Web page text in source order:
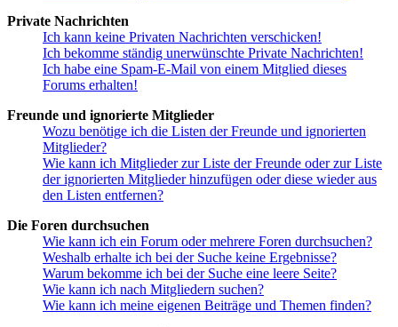
Private Nachrichten
Ich kann keine Privaten Nachrichten verschicken!
Ich bekomme ständig unerwünschte Private Nachrichten!
Ich habe eine Spam-E-Mail von einem Mitglied dieses
Forums erhalten!
Freunde und ignorierte Mitglieder
Wozu benötige ich die Listen der Freunde und ignorierten
Mitglieder?
Wie kann ich Mitglieder zur Liste der Freunde oder zur Liste
der ignorierten Mitglieder hinzufügen oder diese wieder aus
den Listen entfernen?
Die Foren durchsuchen
Wie kann ich ein Forum oder mehrere Foren durchsuchen?
Weshalb erhalte ich bei der Suche keine Ergebnisse?
Warum bekomme ich bei der Suche eine leere Seite?
Wie kann ich nach Mitgliedern suchen?
Wie kann ich meine eigenen Beiträge und Themen finden?